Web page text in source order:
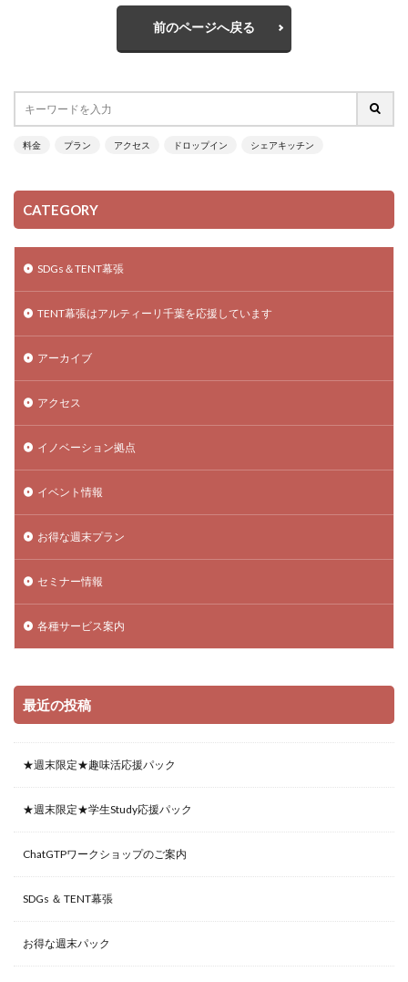
前のページへ戻る
料金 プラン アクセス ドロップイン シェアキッチン
CATEGORY
SDGs＆TENT幕張
TENT幕張はアルティーリ千葉を応援しています
アーカイブ
アクセス
イノベーション拠点
イベント情報
お得な週末プラン
セミナー情報
各種サービス案内
最近の投稿
★週末限定★趣味活応援パック
★週末限定★学生Study応援パック
ChatGTPワークショップのご案内
SDGs ＆ TENT幕張
お得な週末パック